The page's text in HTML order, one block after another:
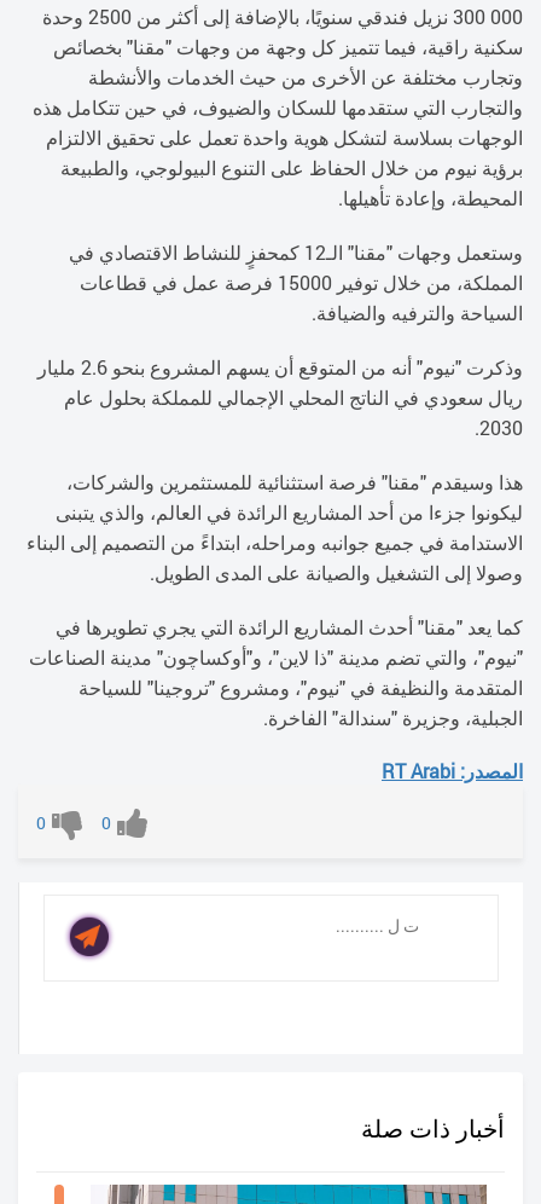
000 300 نزيل فندقي سنويًا، بالإضافة إلى أكثر من 2500 وحدة
سكنية راقية، فيما تتميز كل وجهة من وجهات "مقنا" بخصائص
وتجارب مختلفة عن الأخرى من حيث الخدمات والأنشطة
والتجارب التي ستقدمها للسكان والضيوف، في حين تتكامل هذه
الوجهات بسلاسة لتشكل هوية واحدة تعمل على تحقيق الالتزام
برؤية نيوم من خلال الحفاظ على التنوع البيولوجي، والطبيعة
المحيطة، وإعادة تأهيلها.
وستعمل وجهات "مقنا" الـ12 كمحفزٍ للنشاط الاقتصادي في
المملكة، من خلال توفير 15000 فرصة عمل في قطاعات
السياحة والترفيه والضيافة.
وذكرت "نيوم" أنه من المتوقع أن يسهم المشروع بنحو 2.6 مليار
ريال سعودي في الناتج المحلي الإجمالي للمملكة بحلول عام
2030.
هذا وسيقدم "مقنا" فرصة استثنائية للمستثمرين والشركات،
ليكونوا جزءا من أحد المشاريع الرائدة في العالم، والذي يتبنى
الاستدامة في جميع جوانبه ومراحله، ابتداءً من التصميم إلى البناء
وصولا إلى التشغيل والصيانة على المدى الطويل.
كما يعد "مقنا" أحدث المشاريع الرائدة التي يجري تطويرها في
"نيوم"، والتي تضم مدينة "ذا لاين"، و"أوكساچون" مدينة الصناعات
المتقدمة والنظيفة في "نيوم"، ومشروع "تروجينا" للسياحة
الجبلية، وجزيرة "سندالة" الفاخرة.
المصدر: RT Arabi
0
0
أخبار ذات صلة